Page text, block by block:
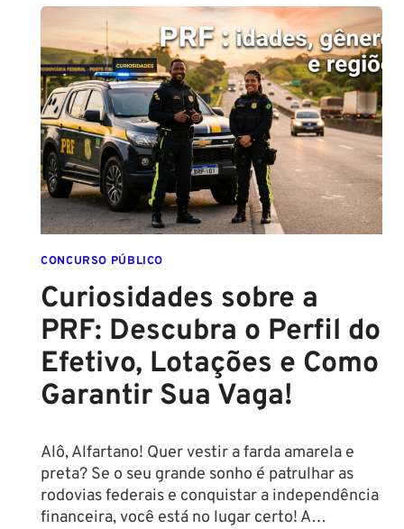
ATINGE
NÍVEL
CRÍTICO
EM
2026:
ENTENDA
O
IMPACTO
E
VEJA
OPORTUNIDADES
CONCURSO
CONCURSO PÚBLICO
Curiosidades sobre a
PRF: Descubra o Perfil do
Efetivo, Lotações e Como
Garantir Sua Vaga!
Alô, Alfartano! Quer vestir a farda amarela e
preta? Se o seu grande sonho é patrulhar as
rodovias federais e conquistar a independência
financeira, você está no lugar certo! A…